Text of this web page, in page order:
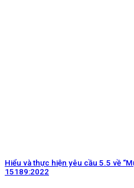
Hiểu và thực hiện yêu cầu 5.5 về
15189:2022